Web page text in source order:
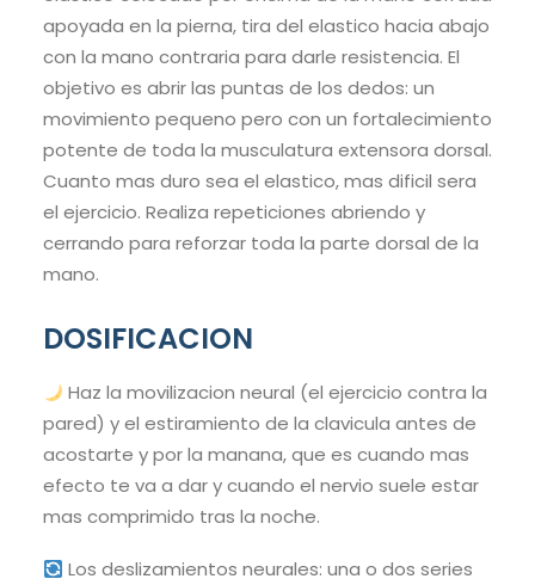
apoyada en la pierna, tira del elastico hacia abajo
con la mano contraria para darle resistencia. El
objetivo es abrir las puntas de los dedos: un
movimiento pequeno pero con un fortalecimiento
potente de toda la musculatura extensora dorsal.
Cuanto mas duro sea el elastico, mas dificil sera
el ejercicio. Realiza repeticiones abriendo y
cerrando para reforzar toda la parte dorsal de la
mano.
DOSIFICACION
Haz la movilizacion neural (el ejercicio contra la
pared) y el estiramiento de la clavicula antes de
acostarte y por la manana, que es cuando mas
efecto te va a dar y cuando el nervio suele estar
mas comprimido tras la noche.
Los deslizamientos neurales: una o dos series